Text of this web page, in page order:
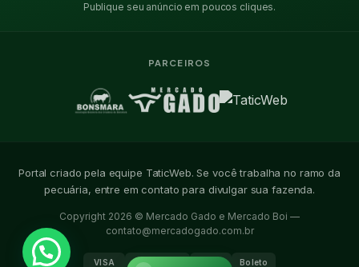
Publique seu anúncio em poucos cliques.
PARCEIROS
Portal criado pela equipe TaticWeb. Se você trabalha no ramo da
pecuária, entre em contato para divulgar sua fazenda.
Copyright 2026 © Mercado Gado e Mercado Boi —
contato@mercadogado.com.br
VISA Mastercard Boleto